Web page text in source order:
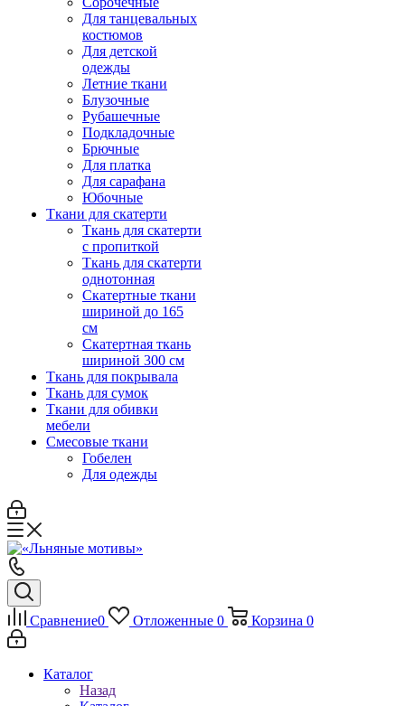
Для танцевальных
костюмов
Для детской
одежды
Летние ткани
Блузочные
Рубашечные
Подкладочные
Брючные
Для платка
Для сарафана
Юбочные
Ткани для скатерти
Ткань для скатерти
с пропиткой
Ткань для скатерти
однотонная
Скатертные ткани
шириной до 165
см
Скатертная ткань
шириной 300 см
Ткань для покрывала
Ткань для сумок
Ткани для обивки
мебели
Смесовые ткани
Гобелен
Для одежды
Сравнение0 Отложенные 0 Корзина 0
Каталог
Назад